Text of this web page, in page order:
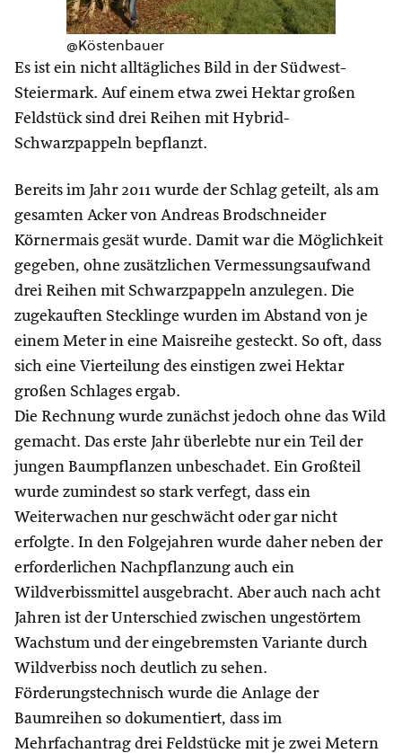
@Köstenbauer
Es ist ein nicht alltägliches Bild in der Südwest-
Steiermark. Auf einem etwa zwei Hektar großen
Feldstück sind drei Reihen mit Hybrid-
Schwarzpappeln bepflanzt.
Bereits im Jahr 2011 wurde der Schlag geteilt, als am
gesamten Acker von Andreas Brodschneider
Körnermais gesät wurde. Damit war die Möglichkeit
gegeben, ohne zusätzlichen Vermessungsaufwand
drei Reihen mit Schwarzpappeln anzulegen. Die
zugekauften Stecklinge wurden im Abstand von je
einem Meter in eine Maisreihe gesteckt. So oft, dass
sich eine Vierteilung des einstigen zwei Hektar
großen Schlages ergab.
Die Rechnung wurde zunächst jedoch ohne das Wild
gemacht. Das erste Jahr überlebte nur ein Teil der
jungen Baumpflanzen unbeschadet. Ein Großteil
wurde zumindest so stark verfegt, dass ein
Weiterwachen nur geschwächt oder gar nicht
erfolgte. In den Folgejahren wurde daher neben der
erforderlichen Nachpflanzung auch ein
Wildverbissmittel ausgebracht. Aber auch nach acht
Jahren ist der Unterschied zwischen ungestörtem
Wachstum und der eingebremsten Variante durch
Wildverbiss noch deutlich zu sehen.
Förderungstechnisch wurde die Anlage der
Baumreihen so dokumentiert, dass im
Mehrfachantrag drei Feldstücke mit je zwei Metern